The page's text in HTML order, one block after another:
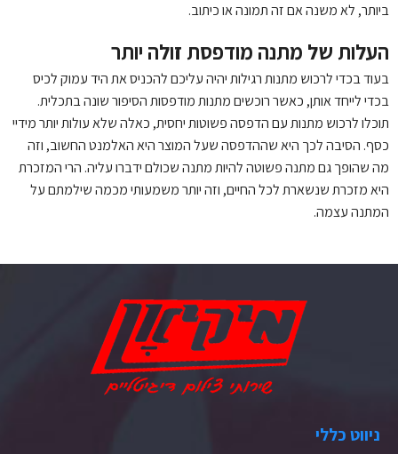
ביותר, לא משנה אם זה תמונה או כיתוב.
העלות של מתנה מודפסת זולה יותר
בעוד בכדי לרכוש מתנות רגילות יהיה עליכם להכניס את היד עמוק לכיס
בכדי לייחד אותן, כאשר רוכשים מתנות מודפסות הסיפור שונה בתכלית.
תוכלו לרכוש מתנות עם הדפסה פשוטות יחסית, כאלה שלא עולות יותר מידיי
כסף. הסיבה לכך היא שההדפסה שעל המוצר היא האלמנט החשוב, וזה
מה שהופך גם מתנה פשוטה להיות מתנה שכולם ידברו עליה. הרי המזכרת
היא מזכרת שנשארת לכל החיים, וזה יותר משמעותי מכמה שילמתם על
המתנה עצמה.
ניווט כללי